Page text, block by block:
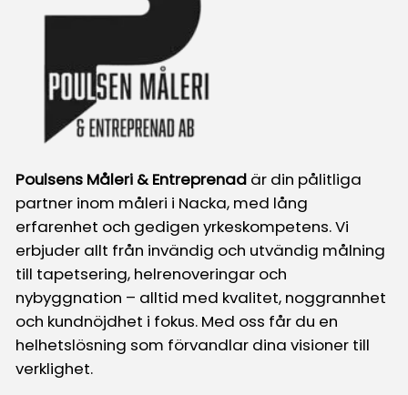
Poulsens Måleri & Entreprenadär din pålitliga
partner inom måleri i Nacka, med lång
erfarenhet och gedigen yrkeskompetens. Vi
erbjuder allt från invändig och utvändig målning
till tapetsering, helrenoveringar och
nybyggnation – alltid med kvalitet, noggrannhet
och kundnöjdhet i fokus. Med oss får du en
helhetslösning som förvandlar dina visioner till
verklighet.